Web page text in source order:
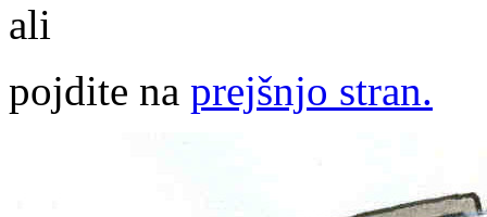
ali
pojdite na prejšnjo stran.